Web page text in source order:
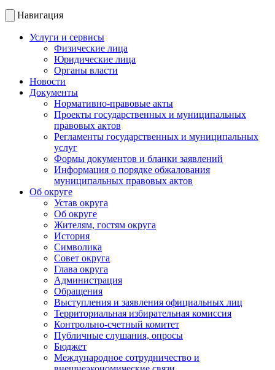
Навигация
Услуги и сервисы
Физические лица
Юридические лица
Органы власти
Новости
Документы
Нормативно-правовые акты
Проекты государственных и муниципальных
правовых актов
Регламенты государственных и муниципальных
услуг
Формы документов и бланки заявлений
Информация о порядке обжалования
муниципальных правовых актов
Об округе
Устав округа
Об округе
Жителям, гостям округа
История
Символика
Совет округа
Глава округа
Администрация
Обращения
Выступления и заявления официальных лиц
Территориальная избирательная комиссия
Контрольно-счетный комитет
Публичные слушания, опросы
Бюджет
Международное сотрудничество и